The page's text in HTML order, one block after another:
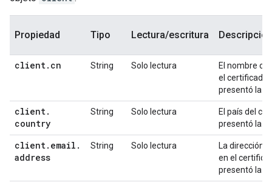
Propiedad Tipo Lectura/escritura Descripción
client. cn String Solo lectura
El nombre
el certificado
presentó la
client.
country
String Solo lectura
El país del
presentó la
client. email .
address
String Solo lectura
La dirección
en el
presentó la